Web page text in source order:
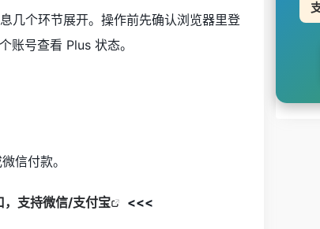
几个环节展开。操作前先确认浏览器里登
账号查看 Plus 状态。
信付款。
支持微信/支付宝 <<<